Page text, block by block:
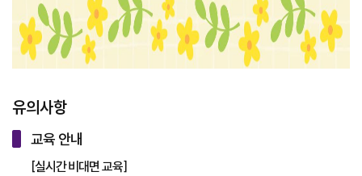
유의사항
교육 안내
[실시간 비대면 교육]